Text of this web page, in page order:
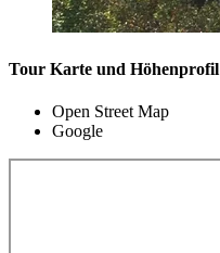
Tour Karte und Höhenprofil
Open Street Map
Google